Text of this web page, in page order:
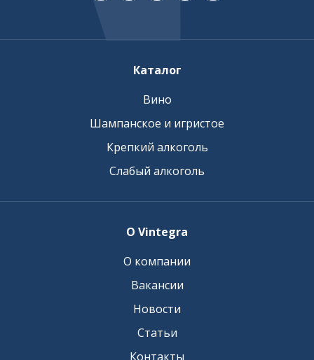
Каталог
Вино
Шампанское и игристое
Крепкий алкоголь
Слабый алкоголь
О Vintegra
О компании
Вакансии
Новости
Статьи
Контакты